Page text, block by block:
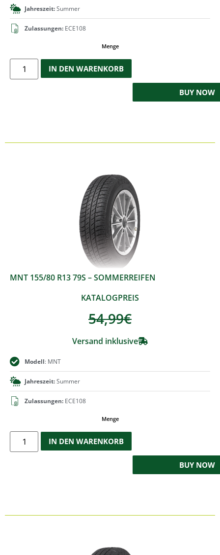
Jahreszeit:Summer
Zulassungen: ECE108
Menge
IN DEN WARENKORB
BUY NOW
MNT 155/80 R13 79S – SOMMERREIFEN
KATALOGPREIS
54,99€
Versand inklusive
Modell: MNT
Jahreszeit:Summer
Zulassungen: ECE108
Menge
IN DEN WARENKORB
BUY NOW